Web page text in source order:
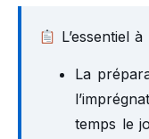
L’essentiel
La
temps le